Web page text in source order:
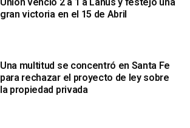
gran victoria en el 15 de Abril
Una multitud se concentró en Santa Fe
para rechazar el proyecto de ley sobre
la propiedad privada